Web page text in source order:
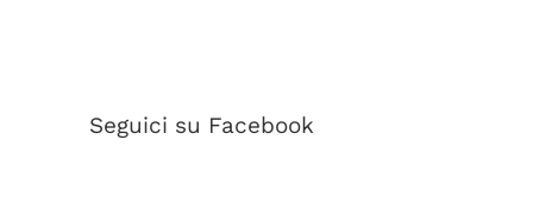
Seguici su Facebook